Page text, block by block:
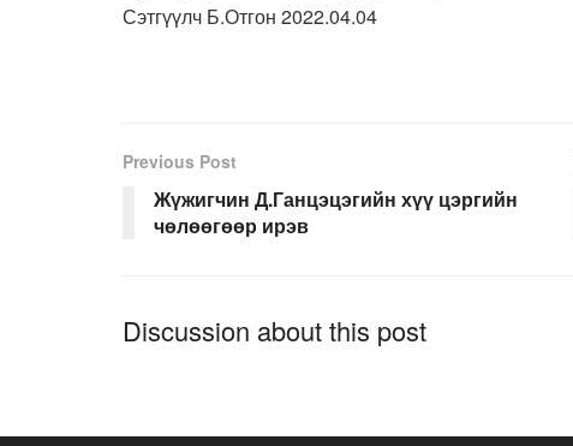
Сэтгүүлч Б.Отгон 2022.04.04
Previous Post
Жүжигчин Д.Ганцэцэгийн хүү цэргийн
чөлөөгөөр ирэв
Discussion about this post